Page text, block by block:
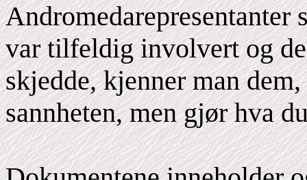
Andromedarepresentanter
var tilfeldig involvert og
skjedde, kjenner man
sannheten, men gjør hva